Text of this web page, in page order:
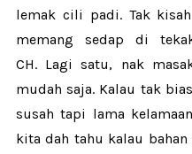
lemak cili padi. Tak
memang sedap di
CH. Lagi satu, nak
mudah saja. Kalau tak
susah tapi lama
kita dah tahu kalau